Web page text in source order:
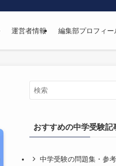
運営者情報 編集部プロフィー
おすすめの中学受験記
中学受験の問題集・参